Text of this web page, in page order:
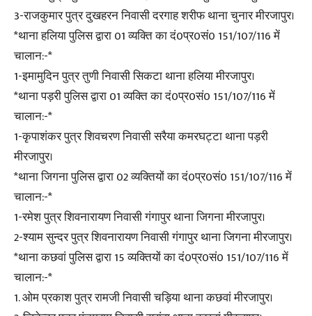
3-राजकुमार पुत्र दुखहरन निवासी दरगाह शरीफ थाना चुनार मीरजापुर।
*थाना हलिया पुलिस द्वारा 01 व्यक्ति का दं0प्र0सं0 151/107/116 में
चालान:-*
1-इमामुदिन पुत्र तुणी निवासी सिकटा थाना हलिया मीरजापुर।
*थाना पड़री पुलिस द्वारा 01 व्यक्ति का दं0प्र0सं0 151/107/116 में
चालान:-*
1-कृपाशंकर पुत्र शिवचरण निवासी सरैया कमरघट्टा थाना पड़री
मीरजापुर।
*थाना जिगना पुलिस द्वारा 02 व्यक्तियों का दं0प्र0सं0 151/107/116 में
चालान:-*
1-रमेश पुत्र शिवनारायण निवासी गंगापुर थाना जिगना मीरजापुर।
2-श्याम सुन्दर पुत्र शिवनारायण निवासी गंगापुर थाना जिगना मीरजापुर।
*थाना कछवां पुलिस द्वारा 15 व्यक्तियों का दं0प्र0सं0 151/107/116 में
चालान:-*
1. ओम प्रकाश पुत्र रामजी निवासी चड़िया थाना कछवां मीरजापुर।